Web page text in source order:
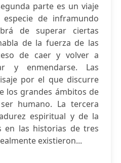
parte es un viaje
de inframundo
de superar ciertas
de la fuerza de las
de caer y volver a
y enmendarse. Las
por el que discurre
los grandes ámbitos de
humano. La tercera
espiritual y de la
en las historias de tres
existieron...